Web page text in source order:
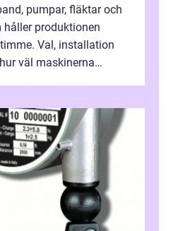
pumpar, fläktar och
håller produktionen
Val, installation
väl maskinerna